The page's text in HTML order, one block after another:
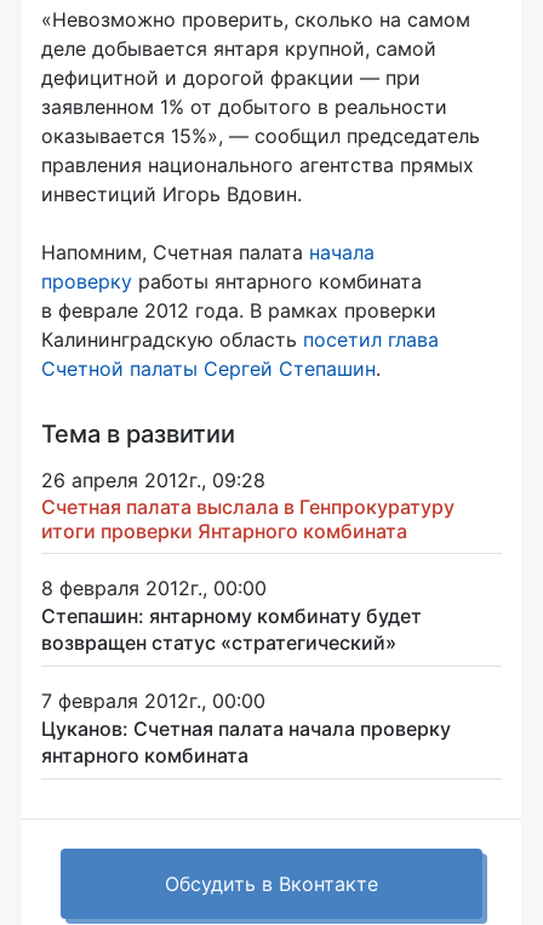
«Невозможно проверить, сколько на самом
деле добывается янтаря крупной, самой
дефицитной и дорогой фракции — при
заявленном 1% от добытого в реальности
оказывается 15%», — сообщил председатель
правления национального агентства прямых
инвестиций Игорь Вдовин.
Напомним, Счетная палата начала
проверку работы янтарного комбината
в феврале 2012 года. В рамках проверки
Калининградскую область посетил глава
Счетной палаты Сергей Степашин.
Тема в развитии
26 апреля 2012г., 09:28
Счетная палата выслала в Генпрокуратуру
итоги проверки Янтарного комбината
8 февраля 2012г., 00:00
Степашин: янтарному комбинату будет
возвращен статус «стратегический»
7 февраля 2012г., 00:00
Цуканов: Счетная палата начала проверку
янтарного комбината
Обсудить в Вконтакте